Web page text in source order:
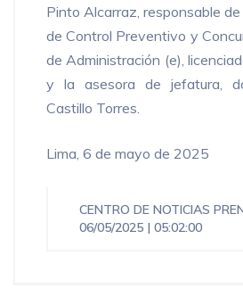
Pinto Alcarraz, responsable
de Control Preventivo y
de Administración (e),
y la asesora de jefatura,
Castillo Torres.
Lima, 6 de mayo de 2025
CENTRO DE NOTICIAS
06/05/2025 | 05:02:00